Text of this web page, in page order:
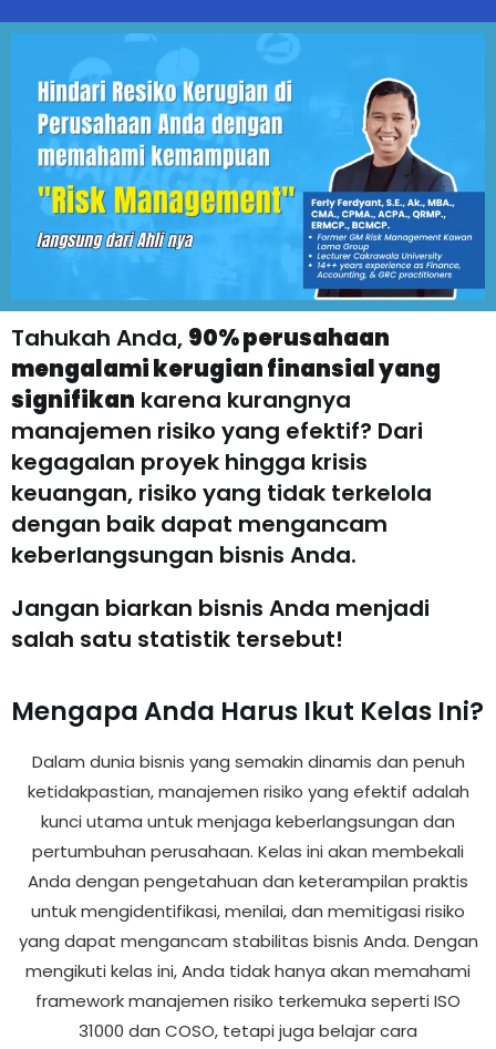
Tahukah Anda, 90% perusahaan
mengalami kerugian finansial yang
signifikan karena kurangnya
manajemen risiko yang efektif? Dari
kegagalan proyek hingga krisis
keuangan, risiko yang tidak terkelola
dengan baik dapat mengancam
keberlangsungan bisnis Anda.
Jangan biarkan bisnis Anda menjadi
salah satu statistik tersebut!
Mengapa Anda Harus Ikut Kelas Ini?
Dalam dunia bisnis yang semakin dinamis dan penuh
ketidakpastian, manajemen risiko yang efektif adalah
kunci utama untuk menjaga keberlangsungan dan
pertumbuhan perusahaan. Kelas ini akan membekali
Anda dengan pengetahuan dan keterampilan praktis
untuk mengidentifikasi, menilai, dan memitigasi risiko
yang dapat mengancam stabilitas bisnis Anda. Dengan
mengikuti kelas ini, Anda tidak hanya akan memahami
framework manajemen risiko terkemuka seperti ISO
31000 dan COSO, tetapi juga belajar cara